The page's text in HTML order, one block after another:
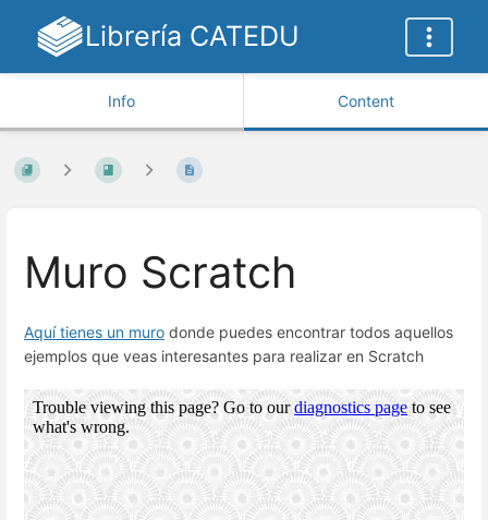
Librería CATEDU
Info Content
Muro Scratch
Aquí tienes un muro donde puedes encontrar todos aquellos
ejemplos que veas interesantes para realizar en Scratch